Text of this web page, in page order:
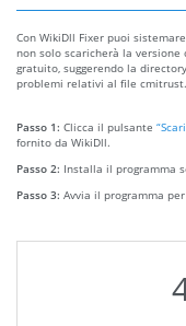
Con WikiDll Fixer puoi
non solo scaricherà la
gratuito, suggerendo la
problemi relativi al file
Passo 1: Clicca il pulsante
fornito da WikiDll.
Passo 2: Installa il programma
Passo 3: Avvia il programma